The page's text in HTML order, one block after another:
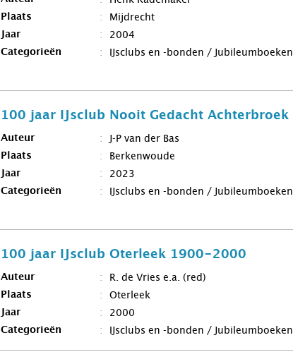
Plaats Mijdrecht
Jaar 2004
Categorieën IJsclubs en -bonden / Jubileumboeken
100 jaar IJsclub Nooit Gedacht Achterbroek
Auteur J-P van der Bas
Plaats Berkenwoude
Jaar 2023
Categorieën IJsclubs en -bonden / Jubileumboeken
100 jaar IJsclub Oterleek 1900-2000
Auteur R. de Vries e.a. (red)
Plaats Oterleek
Jaar 2000
Categorieën IJsclubs en -bonden / Jubileumboeken